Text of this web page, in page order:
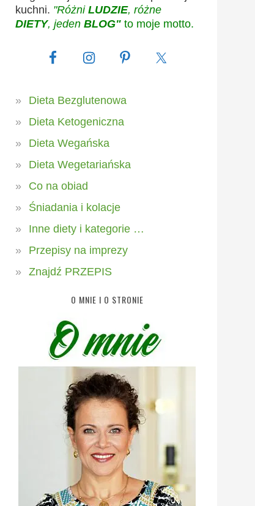
kuchni. "Różni LUDZIE, różne
DIETY, jeden BLOG" to moje motto.
Dieta Bezglutenowa
Dieta Ketogeniczna
Dieta Wegańska
Dieta Wegetariańska
Co na obiad
Śniadania i kolacje
Inne diety i kategorie …
Przepisy na imprezy
Znajdź PRZEPIS
O MNIE I O STRONIE